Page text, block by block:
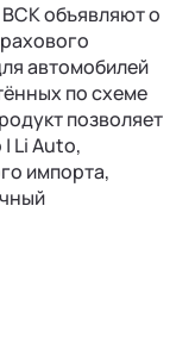
объявляют о
автомобилей
по схеме
позволяет
Li Auto,
импорта,